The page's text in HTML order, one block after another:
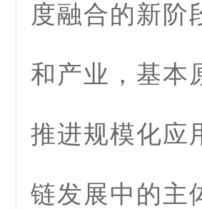
度融合的新阶
和产业，基本
推进规模化应
链发展中的主